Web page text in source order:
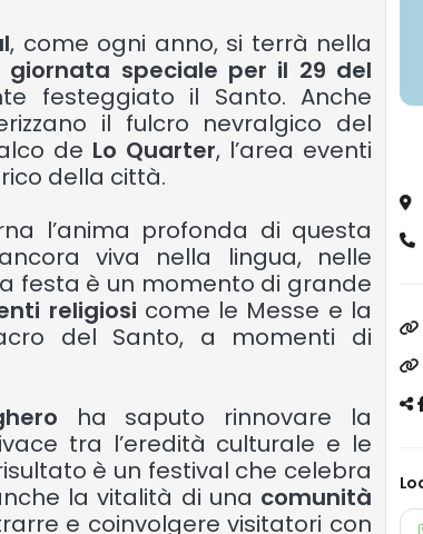
, come ogni anno, si terrà nella
speciale per il 29 del
festeggiato il Santo. Anche
il fulcro nevralgico del
de Lo Quarter, l’area eventi
della città.
l’anima profonda di questa
viva nella lingua, nelle
festa è un momento di grande
religiosi come le Messe e la
del Santo, a momenti di
ha saputo rinnovare la
tra l’eredità culturale e le
è un festival che celebra
la vitalità di una comunità
e coinvolgere visitatori con